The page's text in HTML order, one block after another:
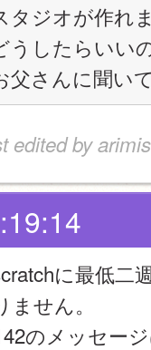
タジオが作れ
うしたらいい
父さんに聞い
edited by
に最低
ません。
のメッセー